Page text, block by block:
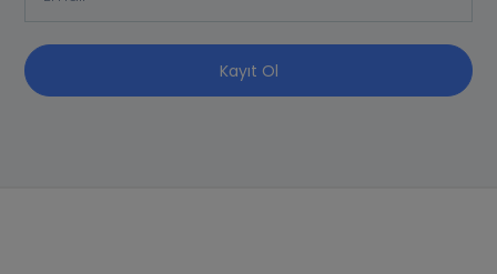
Kayıt Ol